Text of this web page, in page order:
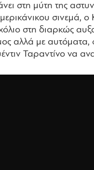
στη μύτη της
σινεμά,
στη διαρκώς
αλλά με
Ταραντίνο να